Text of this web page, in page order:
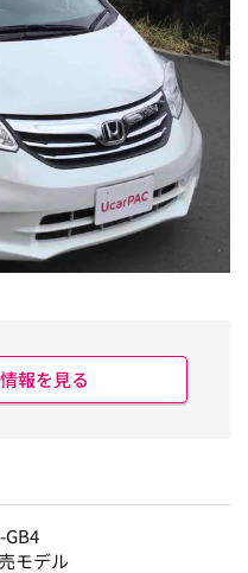
報を見る
GB4
モデル